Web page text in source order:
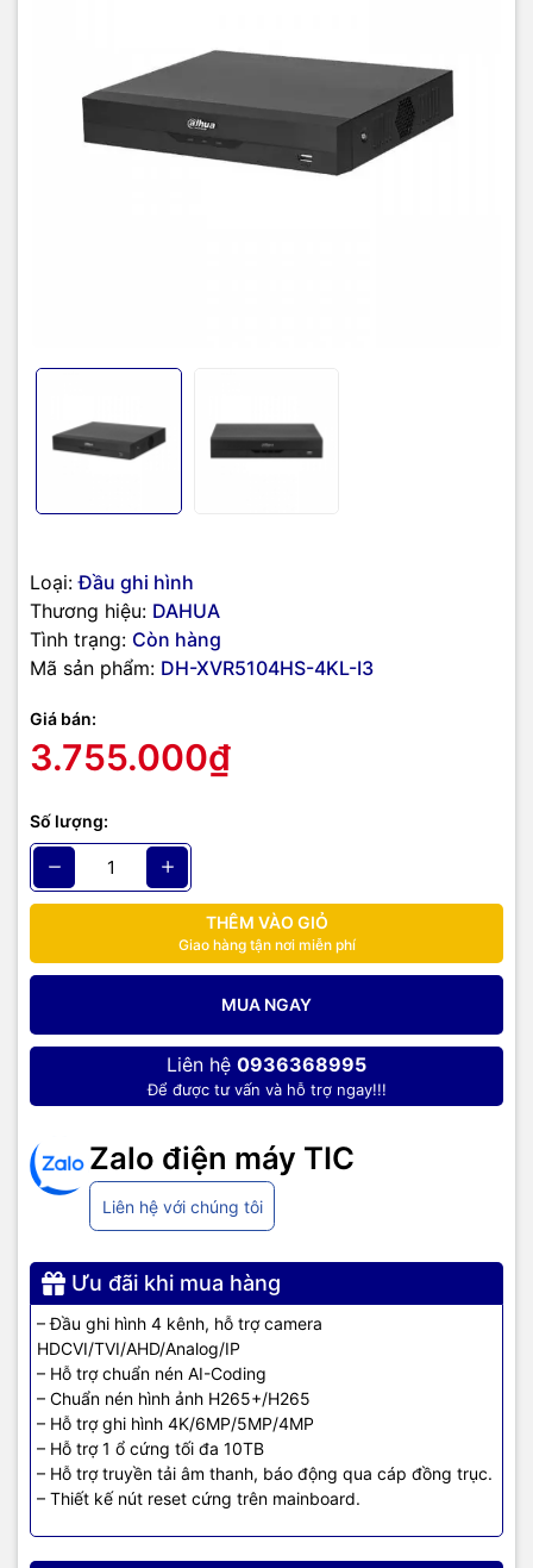
Loại: Đầu ghi hình
Thương hiệu: DAHUA
Tình trạng: Còn hàng
Mã sản phẩm: DH-XVR5104HS-4KL-I3
Giá bán:
3.755.000₫
Số lượng:
THÊM VÀO GIỎ
Giao hàng tận nơi miễn phí
MUA NGAY
Liên hệ 0936368995
Để được tư vấn và hỗ trợ ngay!!!
Zalo điện máy TIC
Liên hệ với chúng tôi
Ưu đãi khi mua hàng
– Đầu ghi hình 4 kênh, hỗ trợ camera
HDCVI/TVI/AHD/Analog/IP
– Hỗ trợ chuẩn nén AI-Coding
– Chuẩn nén hình ảnh H265+/H265
– Hỗ trợ ghi hình 4K/6MP/5MP/4MP
– Hỗ trợ 1 ổ cứng tối đa 10TB
– Hỗ trợ truyền tải âm thanh, báo động qua cáp đồng trục.
– Thiết kế nút reset cứng trên mainboard.
RJ45(100Mbps), 1 cổng RS485.
– Hỗ trợ điều kiển quay quét 3D thông minh với giao thức Dahua.
– Hỗ trợ xem lại và trực tiếp qua mạng máy tính thiết bị di động.
– Hỗ trợ cấu hình thông minh qua P2P, 1 cổng audio vào ra hỗ trợ
đàm thoại hai chiều, quản lý đồng thời 128 tài khoản kết nối.
– Hỗ trợ truyền tải âm thanh, báo động qua cáp đồng trục.
giám sát,Tổng đài,Màn hình tương tác
hãng, giá tốt, dịch vụ chuyên nghiệp, đáp ứng tối đa nhu cầu của
doanh nghiệp cũng như gia đình và cá nhân.